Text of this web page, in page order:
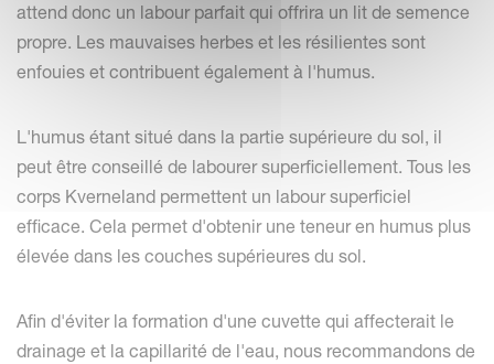
attend donc un labour parfait qui offrira un lit de semence
propre. Les mauvaises herbes et les résilientes sont
enfouies et contribuent également à l'humus.
L'humus étant situé dans la partie supérieure du sol, il
peut être conseillé de labourer superficiellement. Tous les
corps Kverneland permettent un labour superficiel
efficace. Cela permet d'obtenir une teneur en humus plus
élevée dans les couches supérieures du sol.
Afin d'éviter la formation d'une cuvette qui affecterait le
drainage et la capillarité de l'eau, nous recommandons de